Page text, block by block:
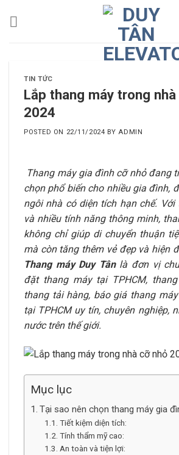
TIN TỨC
Lắp thang máy trong
2024
POSTED ON 22/11/2024 BYADMIN
Thang máy gia đình cỡ nhỏ đang
chọn phổ biến cho nhiều gia đình,
ngôi nhà có diện tích hạn chế. Với
và nhiều tính năng thông minh,
không chỉ giúp di chuyển thuận
mà còn tăng thêm vẻ đẹp và hiện
Thang máy Duy Tânlà đơn vị
đặt thang máy tại TPHCM,
thang tải hàng, báo giá thang
tại TPHCM uy tín, chuyên nghiệp,
nước trên thế giới.
Mục lục
Tại sao nên chọn thang máy gia
Tiết kiệm diện tích:
Tính thẩm mỹ cao:
An toàn và tiện lợi: